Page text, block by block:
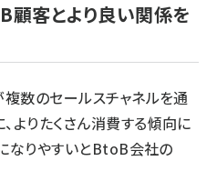
顧客とより良い関係を
数のセールスチャネルを通
よりたくさん消費する傾向に
なりやすいとBtoB会社の